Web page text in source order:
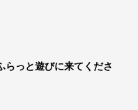
らっと遊びに来てくださ